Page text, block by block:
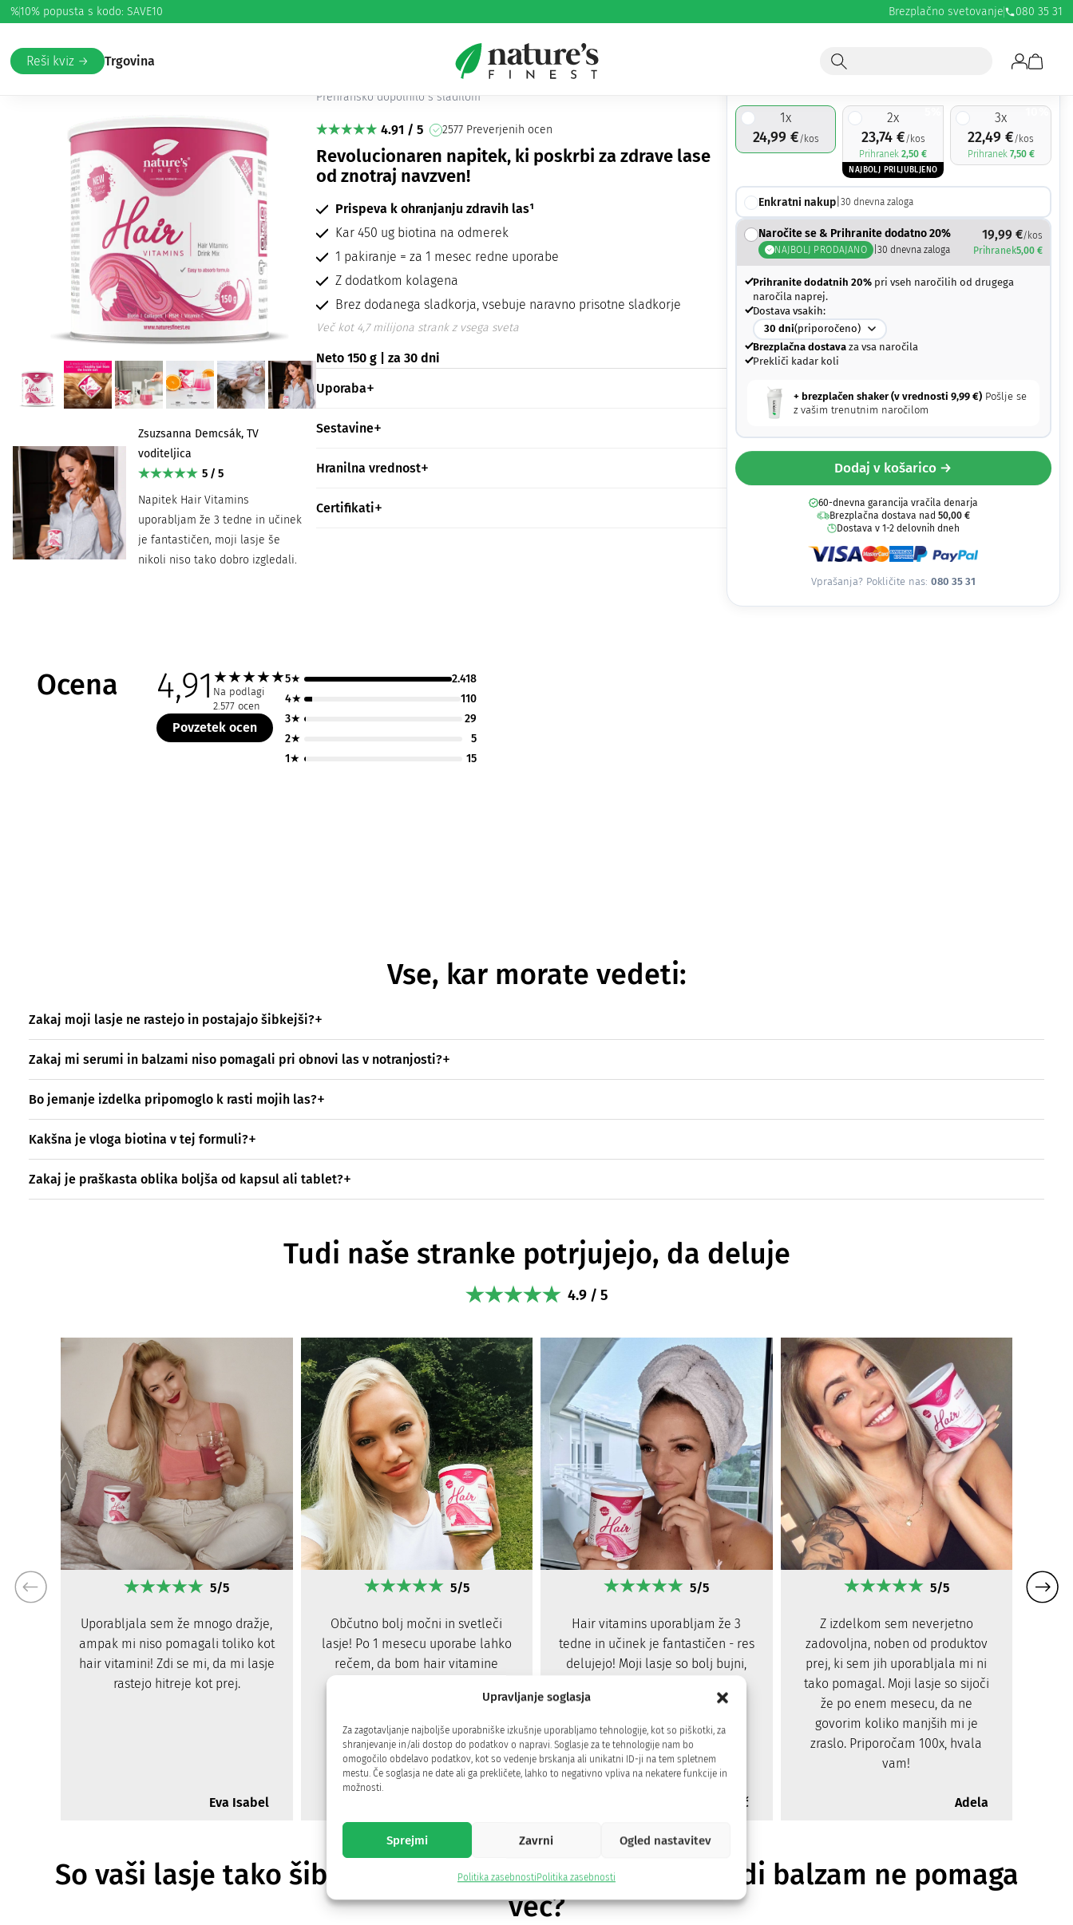
Upravljanje soglasja
Za zagotavljanje najboljše uporabniške izkušnje uporabljamo tehnologije, kot so piškotki, za
shranjevanje in/ali dostop do podatkov o napravi. Soglasje za te tehnologije nam bo
omogočilo obdelavo podatkov, kot so vedenje brskanja ali unikatni ID-ji na tem spletnem
mestu. Če soglasja ne date ali ga prekličete, lahko to negativno vpliva na nekatere funkcije in
možnosti.
Sprejmi Zavrni Ogled nastavitev
Politika zasebnostiPolitika zasebnosti
%10% popusta s kodo: SAVE10 Brezplačno svetovanje 080 35 31
Reši kviz → Trgovina
Domov/Lepota in nega/Lasje/ Hair Vitamins
Zsuzsanna Demcsák, TV
voditeljica
5 / 5
Napitek Hair Vitamins
uporabljam že 3 tedne in učinek
je fantastičen, moji lasje še
nikoli niso tako dobro izgledali.
Hair Vitamins
Prehransko dopolnilo s sladilom
4.91 / 5 2577 Preverjenih ocen
Revolucionaren napitek, ki poskrbi za zdrave lase
od znotraj navzven!
Prispeva k ohranjanju zdravih las¹
Kar 450 ug biotina na odmerek
1 pakiranje = za 1 mesec redne uporabe
Z dodatkom kolagena
Brez dodanega sladkorja, vsebuje naravno prisotne sladkorje
Več kot 4,7 milijona strank z vsega sveta
Neto 150 g | za 30 dni
Uporaba
Sestavine
Hranilna vrednost
Certifikati
1x
24,99 €/kos
2x
23,74 €/kos
Prihranek2,50€
NAJBOLJ PRILJUBLJENO
10%
3x
22,49€/kos
Prihranek 7,50 €
Enkratni nakup |30 dnevna zaloga
Naročite se & Prihranite dodatno 20%
NAJBOLJ PRODAJANO |30 dnevna zaloga
19,99 €/kos
Prihranek5,00 €
Prihranite dodatnih 20% pri vseh naročilih od drugega
naročila naprej.
Dostava vsakih:
30 dni(priporočeno)
Brezplačna dostava za vsa naročila
Prekliči kadar koli
+ brezplačen shaker (v vrednosti9,99€) Pošlje se
z vašim trenutnim naročilom
Dodaj v košarico →
60-dnevna garancija vračila denarja
Brezplačna dostava nad 50,00 €
Dostava v 1-2 delovnih dneh
Vprašanja? Pokličite nas: 080 35 31
Ocena 4,91 ★★★★★
Na podlagi
2.577 ocen
Povzetek ocen
5★
2.418
4★
110
3★
29
2★
5
1★
15
Vse, kar morate vedeti:
Zakaj moji lasje ne rastejo in postajajo šibkejši?
Zakaj mi serumi in balzami niso pomagali pri obnovi las v notranjosti?
Bo jemanje izdelka pripomoglo k rasti mojih las?
Kakšna je vloga biotina v tej formuli?
Zakaj je praškasta oblika boljša od kapsul ali tablet?
Tudi naše stranke potrjujejo, da deluje
4.9 / 5
5/5
Uporabljala sem že mnogo dražje,
ampak mi niso pomagali toliko kot
hair vitamini! Zdi se mi, da mi lasje
rastejo hitreje kot prej.
Eva Isabel
5/5
Občutno bolj močni in svetleči
lasje! Po 1 mesecu uporabe lahko
rečem, da bom hair vitamine
5/5
Hair vitamins uporabljam že 3
tedne in učinek je fantastičen - res
delujejo! Moji lasje so bolj bujni,
izpadajo. Priporočam!
Nina Rogač
5/5
Z izdelkom sem neverjetno
zadovoljna, noben od produktov
prej, ki sem jih uporabljala mi ni
tako pomagal. Moji lasje so sijoči
že po enem mesecu, da ne
govorim koliko manjših mi je
zraslo. Priporočam 100x, hvala
vam!
Adela
So vaši lasje tako šibki in nagnjeni k lomljenju, da tudi balzam ne pomaga
več?